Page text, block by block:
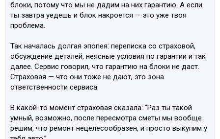
блоки, потому что мы не дадим на них гарантию. А если
ты завтра уедешь и блок накроется — это уже твоя
проблема.
Так началась долгая эпопея: переписка со страховой,
обсуждение деталей, неясные условия по гарантии и так
далее. Сервис говорил, что гарантию на блоки не даст.
Страховая — что они тоже не дают, это зона
ответственности сервиса.
В какой-то момент страховая сказала: “Раз ты такой
умный, возможно, после пересмотра сметы мы вообще
решим, что ремонт нецелесообразен, и просто выкупим у